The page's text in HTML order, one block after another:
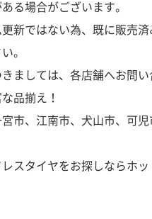
る場合がございます。
新ではない為、既に販売
。
ましては、各店舗へお問い
品揃え！
市、江南市、犬山市、可
スタイヤをお探しならホッ